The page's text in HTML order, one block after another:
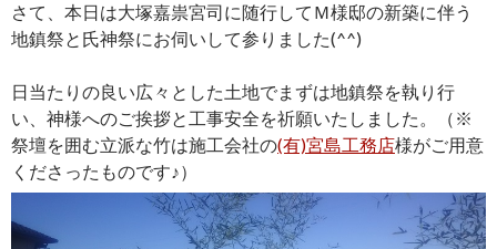
さて、本日は大塚嘉祟宮司に随行してＭ様邸の新築に伴う
地鎮祭と氏神祭にお伺いして参りました(^^)
日当たりの良い広々とした土地でまずは地鎮祭を執り行
い、神様へのご挨拶と工事安全を祈願いたしました。（※
祭壇を囲む立派な竹は施工会社の(有)宮島工務店様がご用意
くださったものです♪）